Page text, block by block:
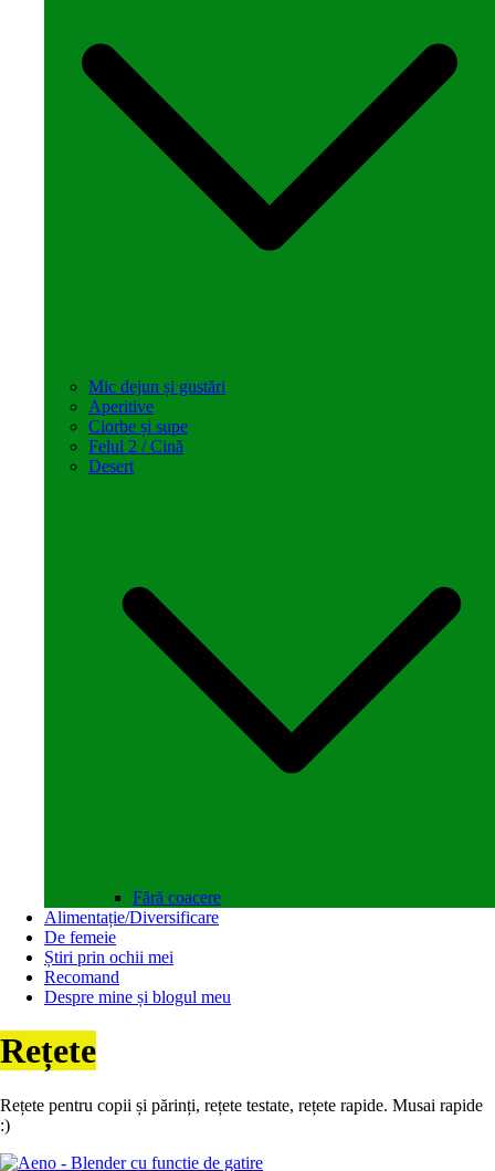
Mic dejun și gustări
Aperitive
Ciorbe și supe
Felul 2 / Cină
Desert
Fără coacere
Alimentație/Diversificare
De femeie
Știri prin ochii mei
Recomand
Despre mine și blogul meu
Rețete
Rețete pentru copii și părinți, rețete testate, rețete rapide. Musai rapide
:)